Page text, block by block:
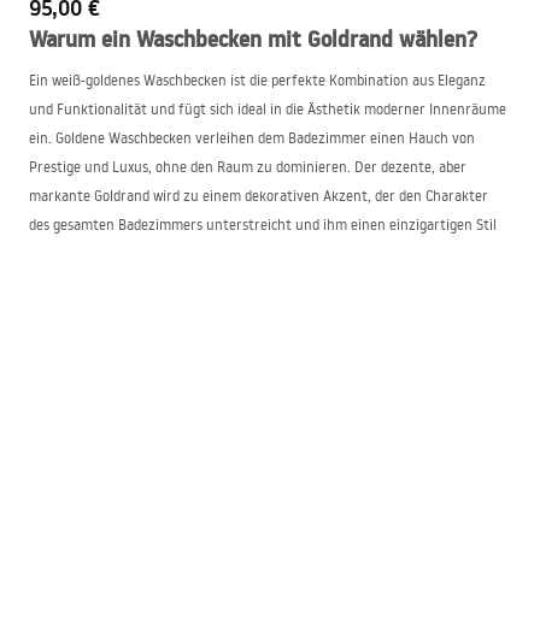
95,00 €
Warum ein Waschbecken mit Goldrand wählen?
Ein weiß-goldenes Waschbecken ist die perfekte Kombination aus Eleganz
und Funktionalität und fügt sich ideal in die Ästhetik moderner Innenräume
ein. Goldene Waschbecken verleihen dem Badezimmer einen Hauch von
Prestige und Luxus, ohne den Raum zu dominieren. Der dezente, aber
markante Goldrand wird zu einem dekorativen Akzent, der den Charakter
des gesamten Badezimmers unterstreicht und ihm einen einzigartigen Stil